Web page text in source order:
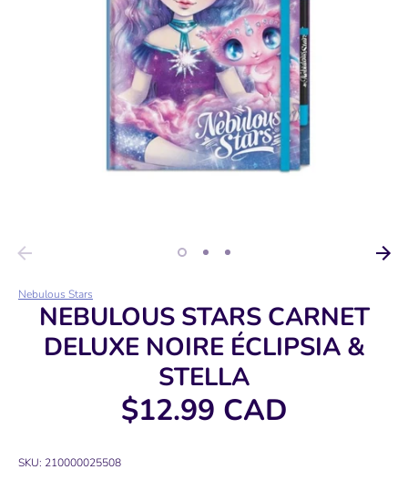
Nebulous Stars
NEBULOUS STARS CARNET
DELUXE NOIRE ÉCLIPSIA &
STELLA
$12.99 CAD
SKU: 210000025508